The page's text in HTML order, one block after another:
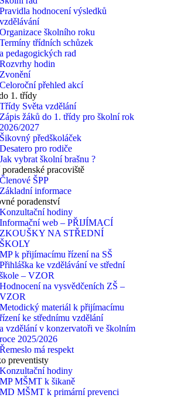
Pravidla hodnocení výsledků
vzdělávání
Organizace školního roku
Termíny třídních schůzek
a pedagogických rad
Rozvrhy hodin
Zvonění
Celoroční přehled akcí
1. třídy
Třídy Světa vzdělání
Zápis žáků do 1. třídy pro školní rok
2026/2027
Šikovný předškoláček
Desatero pro rodiče
Jak vybrat školní brašnu ?
pracoviště
Členové ŠPP
Základní informace
poradenství
Konzultační hodiny
Informační web – PŘIJÍMACÍ
ZKOUŠKY NA STŘEDNÍ
ŠKOLY
MP k přijímacímu řízení na SŠ
Přihláška ke vzdělávání ve střední
škole – VZOR
Hodnocení na vysvědčeních ZŠ –
VZOR
Metodický materiál k přijímacímu
řízení ke střednímu vzdělání
a vzdělání v konzervatoři ve školním
roce 2025/2026
Řemeslo má respekt
preventisty
Konzultační hodiny
MP MŠMT k šikaně
MD MŠMT k primární prevenci